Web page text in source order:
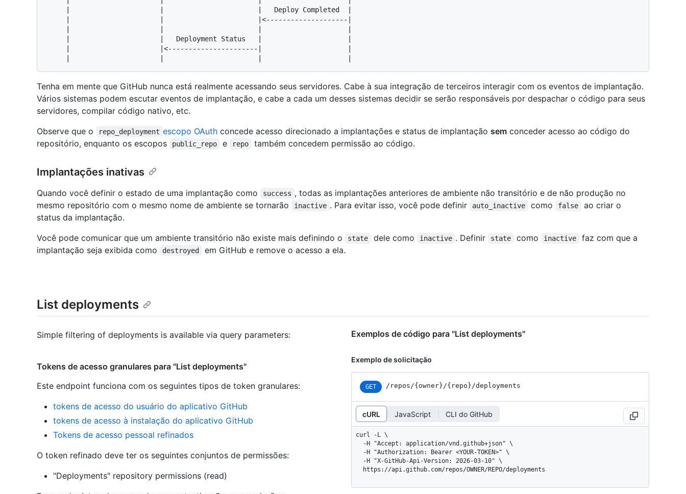
Tenha em mente que GitHub nunca está realmente acessando seus servidores. Cabe à sua integração de terceiros interagir com os eventos de implantação.
Vários sistemas podem escutar eventos de implantação, e cabe a cada um desses sistemas decidir se serão responsáveis por despachar o código para seus
servidores, compilar código nativo, etc.
Observe que o
repo_deployment escopo OAuthconcede acesso direcionado a implantações e status de implantação semconceder acesso ao código do
repositório, enquanto os escopos
public_repo e repo também concedem permissão ao código.
Implantações inativas
Quando você definir o estado de uma implantação como success , todas as implantações anteriores de ambiente não transitório e de não produção no
mesmo repositório com o mesmo nome de ambiente se tornarão
inactive . Para evitar isso, você pode definir auto_inactive como false
ao criar o
status da implantação.
Você pode comunicar que um ambiente transitório não existe mais definindo o
state dele como inactive . Definir state como inactive
faz com que a
implantação seja exibida como
destroyed em GitHub e remove o acesso a ela.
List deployments
Simple filtering of deployments is available via query parameters:
Tokens de acesso granulares para "List deployments"
Este endpoint funciona com os seguintes tipos de token granulares:
tokens de acesso do usuário do aplicativo GitHub
tokens de acesso à instalação do aplicativo GitHub
Tokens de acesso pessoal refinados
O token refinado deve ter os seguintes conjuntos de permissões:
"Deployments" repository permissions (read)
Exemplos de código para "List deployments"
Exemplo de solicitação
GET /repos/{owner}/{repo}/deployments
cURL JavaScript CLI do GitHub
curl -L \
  https://api.github.com/repos/OWNER/REPO/deployments